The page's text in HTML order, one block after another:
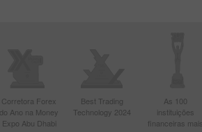
Corretora Forex
do Ano na Money
Expo Abu Dhabi
Best Trading
Technology 2024
As 100
instituições
financeiras mais